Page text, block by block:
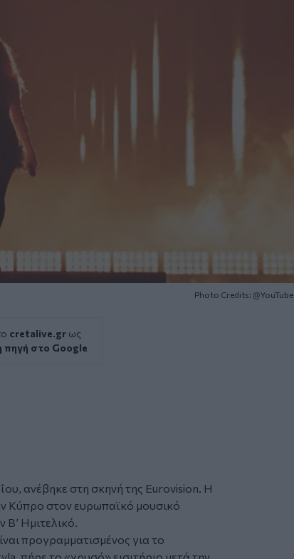
Photo Credits: @YouTube
cretalive.gr ως
πηγή στο Google
ανέβηκε στη σκηνή της Eurovision. Η
Κύπρο στον ευρωπαϊκό μουσικό
Β’ Ημιτελικό.
προγραμματισμένος για το